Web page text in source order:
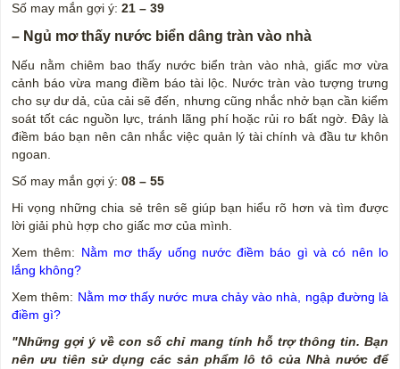
Số may mắn gợi ý: 21 – 39
– Ngủ mơ thấy nước biển dâng tràn vào nhà
Nếu nằm chiêm bao thấy nước biển tràn vào nhà, giấc mơ vừa
cảnh báo vừa mang điềm báo tài lộc. Nước tràn vào tượng trưng
cho sự dư dả, của cải sẽ đến, nhưng cũng nhắc nhở bạn cần kiểm
soát tốt các nguồn lực, tránh lãng phí hoặc rủi ro bất ngờ. Đây là
điềm báo bạn nên cân nhắc việc quản lý tài chính và đầu tư khôn
ngoan.
Số may mắn gợi ý: 08 – 55
Hi vọng những chia sẻ trên sẽ giúp bạn hiểu rõ hơn và tìm được
lời giải phù hợp cho giấc mơ của mình.
Xem thêm: Nằm mơ thấy uống nước điềm báo gì và có nên lo
lắng không?
Xem thêm: Nằm mơ thấy nước mưa chảy vào nhà, ngập đường là
điềm gì?
"Những gợi ý về con số chỉ mang tính hỗ trợ thông tin. Bạn
nên ưu tiên sử dụng các sản phẩm lô tô của Nhà nước để